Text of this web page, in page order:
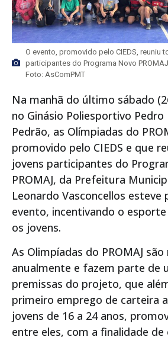
O evento, promovido pelo CIEDS, reuniu
participantes do Programa Novo
Foto: AsComPMT
Na manhã do último sábado
no Ginásio Poliesportivo Pedro
Pedrão, as Olímpiadas do
promovido pelo CIEDS e que
jovens participantes do
PROMAJ, da Prefeitura
Leonardo Vasconcellos esteve
evento, incentivando o
os jovens.
As Olimpíadas do PROMAJ são
anualmente e fazem parte de
premissas do projeto, que
primeiro emprego de carteira
jovens de 16 a 24 anos,
entre eles, com a finalidade de